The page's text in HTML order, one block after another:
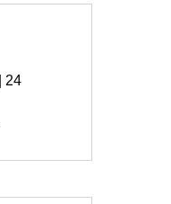
algumas das
que você aumente o
| 24